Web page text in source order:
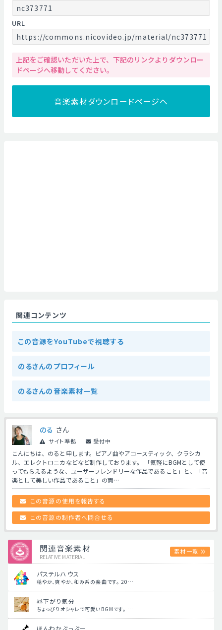
nc373771
URL
https://commons.nicovideo.jp/material/nc373771
上記をご確認いただいた上で、下記のリンクよりダウンロー
ドページへ移動してください。
音楽素材ダウンロードページへ
関連コンテンツ
この音源をYouTubeで視聴する
のるさんのプロフィール
のるさんの音楽素材一覧
のる さん
サイト準拠 受付中
こんにちは、のると申します。ピアノ曲やアコースティック、クラシカ
ル、エレクトロニカなどなど制作しております。 「気軽にBGMとして使
ってもらえるような、ユーザーフレンドリーな作品であること」と、「音
楽として美しい作品であること」の両…
この音源の使用を報告する
この音源の制作者へ問合せる
関連音楽素材
RELATIVE MATERIAL
素材一覧
パステルハウス
穏やか、爽やか、和み系の楽曲です。 20…
昼下がり気分
ちょっぴりオシャレで可愛いBGMです。 …
ほんわかぷっぷー